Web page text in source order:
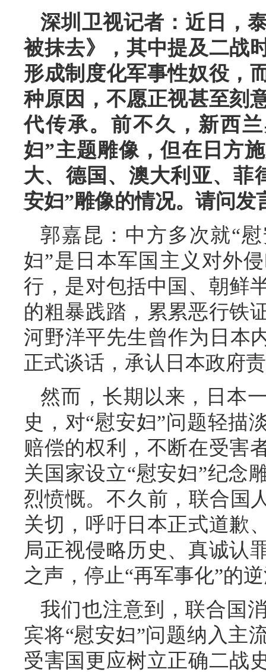
深圳卫视记者：近日，
被抹去》，其中提及二战
形成制度化军事性奴役，
种原因，不愿正视甚至刻
代传承。前不久，新西
妇”主题雕像，但在日方
大、德国、澳大利亚、菲
安妇”雕像的情况。请问发
郭嘉昆：中方多次就“
妇”是日本军国主义对外
行，是对包括中国、朝鲜
的粗暴践踏，累累恶行铁
河野洋平先生曾作为日本
正式谈话，承认日本政府
然而，长期以来，日本
史，对“慰安妇”问题轻描
赔偿的权利，不断在受害
关国家设立“慰安妇”纪念
烈愤慨。不久前，联合国
关切，呼吁日本正式道歉
局正视侵略历史、真诚认
之声，停止“再军事化”的
我们也注意到，联合国
宾将“慰安妇”问题纳入主
受害国更应树立正确二战